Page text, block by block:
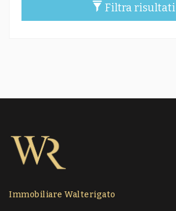
Filtra risultati
Immobiliare Walterigato